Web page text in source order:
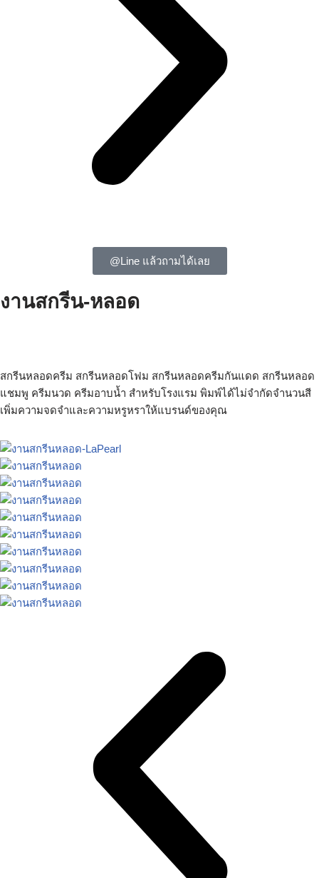
@Line แล้วถามได้เลย
งานสกรีน-หลอด
สกรีนหลอดครีม สกรีนหลอดโฟม สกรีนหลอดครีมกันแดด สกรีนหลอด
แชมพู ครีมนวด ครีมอาบน้ำ สำหรับโรงแรม พิมพ์ได้ไม่จำกัดจำนวนสี
เพิ่มความจดจำและความหรูหราให้แบรนด์ของคุณ